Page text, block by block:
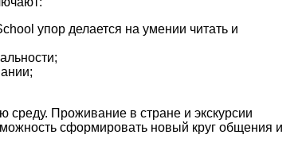
упор делается на умении читать и
Проживание в стране и экскурсии
сформировать новый круг общения и